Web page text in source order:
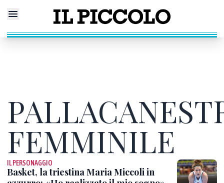
FEMMINILE
IL PERSONAGGIO
Basket, la triestina Maria Miccoli in